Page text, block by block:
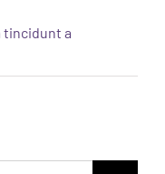
tincidunt a